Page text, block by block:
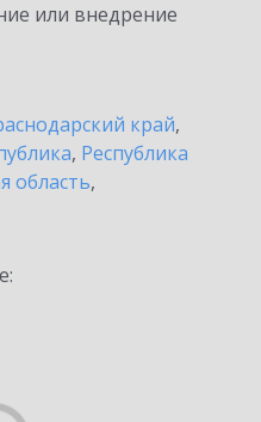
или внедрение
край,
, Республика
область,